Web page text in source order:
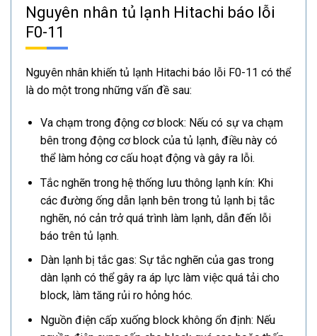
Nguyên nhân tủ lạnh Hitachi báo lỗi
F0-11
Nguyên nhân khiến tủ lạnh Hitachi báo lỗi F0-11 có thể
là do một trong những vấn đề sau:
Va chạm trong động cơ block: Nếu có sự va chạm
bên trong động cơ block của tủ lạnh, điều này có
thể làm hỏng cơ cấu hoạt động và gây ra lỗi.
Tắc nghẽn trong hệ thống lưu thông lạnh kín: Khi
các đường ống dẫn lạnh bên trong tủ lạnh bị tắc
nghẽn, nó cản trở quá trình làm lạnh, dẫn đến lỗi
báo trên tủ lạnh.
Dàn lạnh bị tắc gas: Sự tắc nghẽn của gas trong
dàn lạnh có thể gây ra áp lực làm việc quá tải cho
block, làm tăng rủi ro hỏng hóc.
Nguồn điện cấp xuống block không ổn định: Nếu